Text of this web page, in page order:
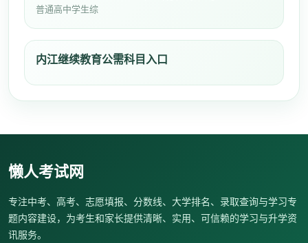
普通高中学生综
内江继续教育公需科目入口
懒人考试网
专注中考、高考、志愿填报、分数线、大学排名、录取查询与学习专
题内容建设，为考生和家长提供清晰、实用、可信赖的学习与升学资
讯服务。